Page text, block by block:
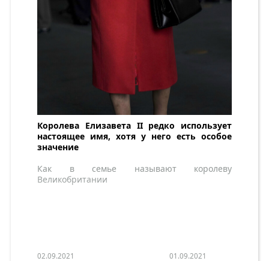
Королева Елизавета II редко использует
настоящее имя, хотя у него есть особое
значение
Как в семье называют королеву
Великобритании
02.09.2021 01.09.2021